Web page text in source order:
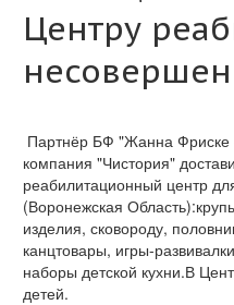
Центру
Партнёр БФ "Жанна Фриске
компания "Чистория"
реабилитационный центр
(Воронежская
изделия, сковороду,
канцтовары, игры-
наборы детской кухни.В
детей.